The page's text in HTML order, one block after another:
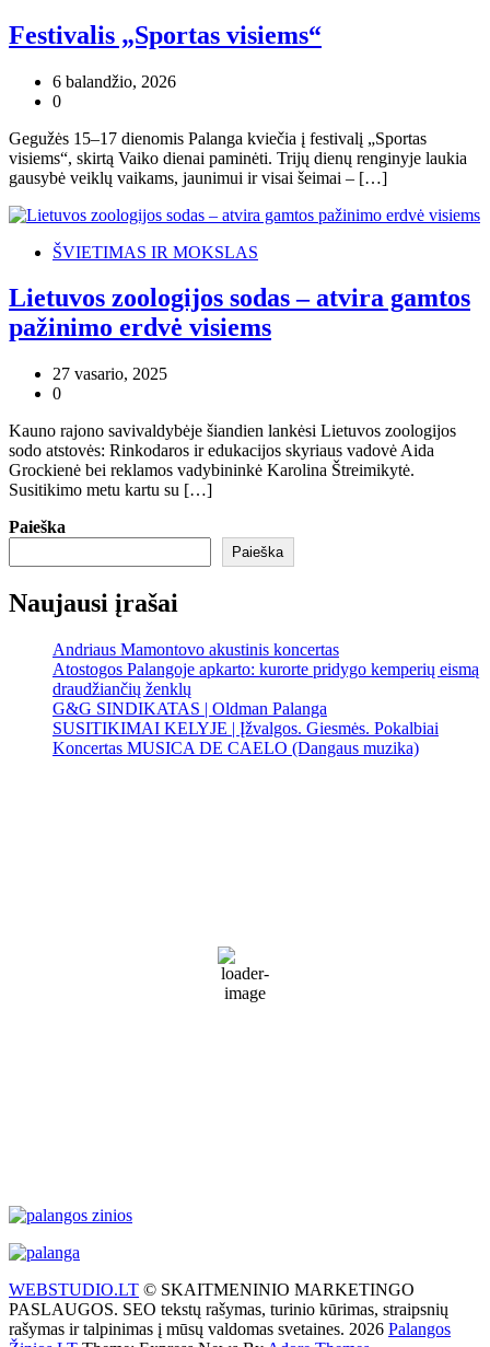
Festivalis „Sportas visiems“
6 balandžio, 2026
0
Gegužės 15–17 dienomis Palanga kviečia į festivalį „Sportas
visiems“, skirtą Vaiko dienai paminėti. Trijų dienų renginyje laukia
gausybė veiklų vaikams, jaunimui ir visai šeimai – […]
ŠVIETIMAS IR MOKSLAS
Lietuvos zoologijos sodas – atvira gamtos
pažinimo erdvė visiems
27 vasario, 2025
0
Kauno rajono savivaldybėje šiandien lankėsi Lietuvos zoologijos
sodo atstovės: Rinkodaros ir edukacijos skyriaus vadovė Aida
Grockienė bei reklamos vadybininkė Karolina Štreimikytė.
Susitikimo metu kartu su […]
Paieška
Paieška
Naujausi įrašai
Andriaus Mamontovo akustinis koncertas
Atostogos Palangoje apkarto: kurorte pridygo kemperių eismą
draudžiančių ženklų
G&G SINDIKATAS | Oldman Palanga
SUSITIKIMAI KELYJE | Įžvalgos. Giesmės. Pokalbiai
Koncertas MUSICA DE CAELO (Dangaus muzika)
71 %
1012 mb
WEBSTUDIO.LT © SKAITMENINIO MARKETINGO
PASLAUGOS. SEO tekstų rašymas, turinio kūrimas, straipsnių
rašymas ir talpinimas į mūsų valdomas svetaines. 2026 Palangos